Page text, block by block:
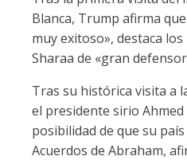
Blanca, Trump afirma
muy exitoso», destaca
Sharaa de «gran
Tras su histórica visita a
el presidente sirio
posibilidad de que su
Acuerdos de Abraham,